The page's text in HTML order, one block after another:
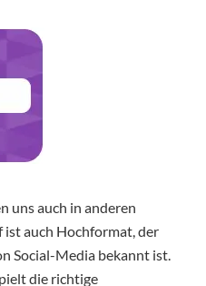
uns auch in anderen
ist auch Hochformat, der
Social-Media bekannt ist.
die richtige